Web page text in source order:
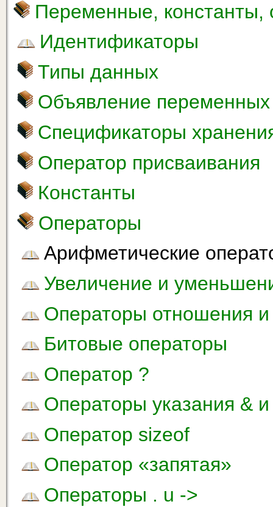
Переменные,
Идентификаторы
Типы данных
Объявление переменных
Спецификаторы
Оператор присваивания
Константы
Операторы
Арифметические
Увеличение и
Операторы отношения и
Битовые операторы
Оператор ?
Операторы указания & и
Оператор sizeof
Оператор «запятая»
Операторы . u ->